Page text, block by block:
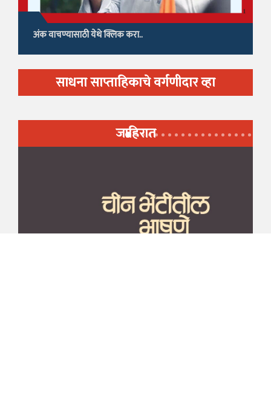
अंक वाचण्यासाठी येथे क्लिक करा..
साधना साप्ताहिकाचे वर्गणीदार व्हा
जाहिरात